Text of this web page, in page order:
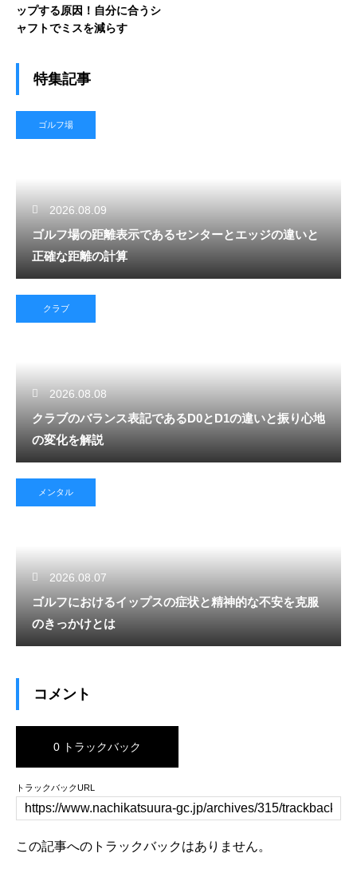
ップする原因！自分に合うシ
ャフトでミスを減らす
特集記事
ゴルフ場
2026.08.09
ゴルフ場の距離表示であるセンターとエッジの違いと
正確な距離の計算
クラブ
2026.08.08
クラブのバランス表記であるD0とD1の違いと振り心地
の変化を解説
メンタル
2026.08.07
ゴルフにおけるイップスの症状と精神的な不安を克服
のきっかけとは
コメント
0 トラックバック
トラックバックURL
この記事へのトラックバックはありません。